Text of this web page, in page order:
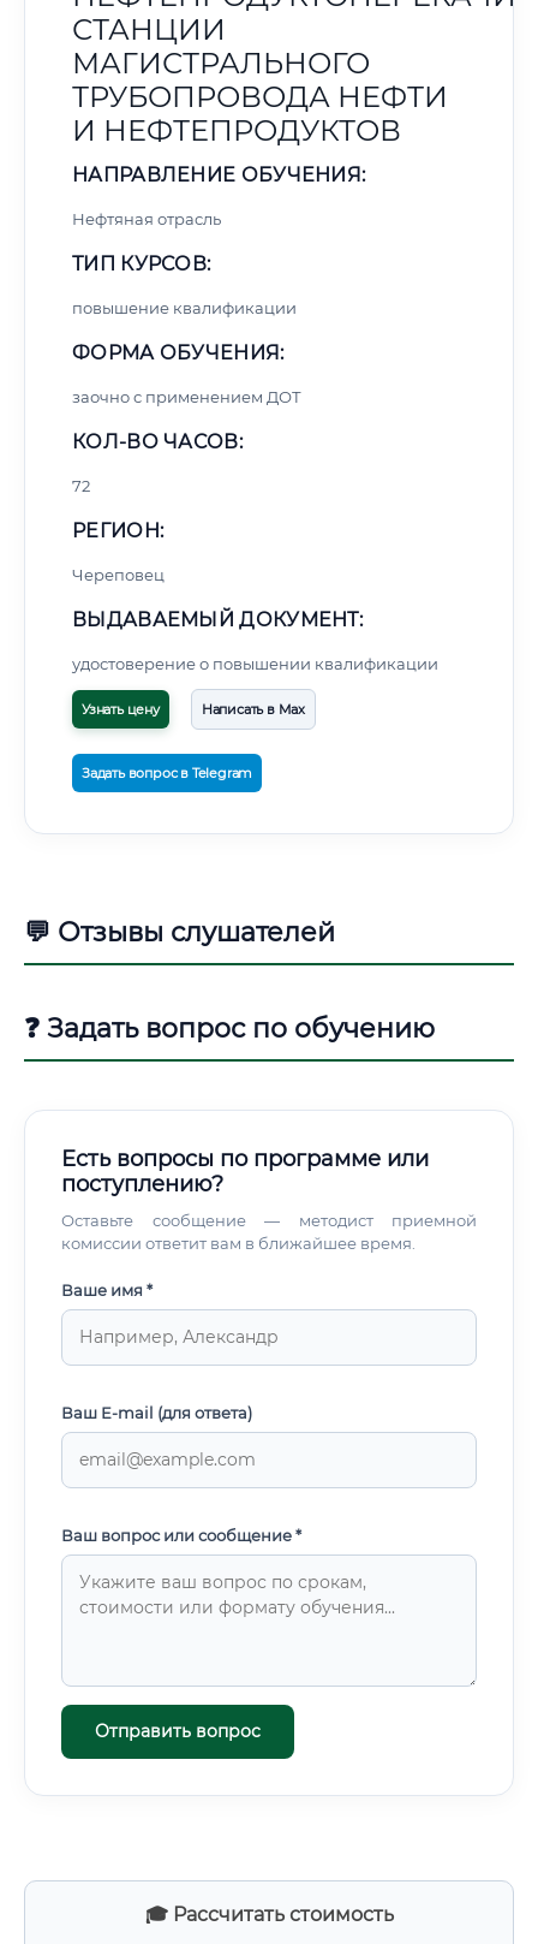
🎓 Рассчитать стоимость
СТАНЦИИ
МАГИСТРАЛЬНОГО
ТРУБОПРОВОДА НЕФТИ
И НЕФТЕПРОДУКТОВ
НАПРАВЛЕНИЕ ОБУЧЕНИЯ:
Нефтяная отрасль
ТИП КУРСОВ:
повышение квалификации
ФОРМА ОБУЧЕНИЯ:
заочно с применением ДОТ
КОЛ-ВО ЧАСОВ:
72
РЕГИОН:
Череповец
ВЫДАВАЕМЫЙ ДОКУМЕНТ:
удостоверение о повышении квалификации
Узнать цену Написать в Max
Задать вопрос в Telegram
💬 Отзывы слушателей
❓ Задать вопрос по обучению
Есть вопросы по программе или
поступлению?
Оставьте сообщение — методист приемной
комиссии ответит вам в ближайшее время.
Ваше имя *
Ваш E-mail (для ответа)
Ваш вопрос или сообщение *
Отправить вопрос